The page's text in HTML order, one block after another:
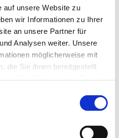
auf unsere Website zu
wir Informationen zu Ihrer
an unsere Partner für
Analysen weiter. Unsere
möglicherweise mit
die Sie ihnen bereitgestellt